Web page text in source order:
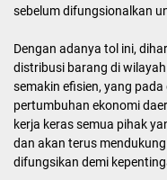
sebelum difungsionalkan
Dengan adanya tol ini,
distribusi barang di
semakin efisien, yang
pertumbuhan ekonomi
kerja keras semua pihak
dan akan terus
difungsikan demi